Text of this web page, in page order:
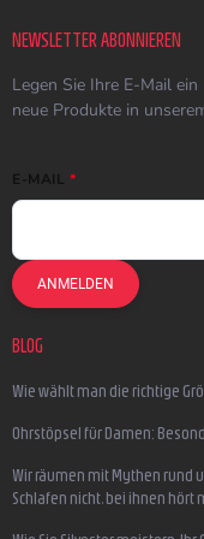
NEWSLETTER ABONNIEREN
Legen Sie Ihre E-Mail
neue Produkte in
E-MAIL
ANMELDEN
BLOG
Wie wählt man die richtige
Ohrstöpsel für Damen:
Wir räumen mit Mythen rund
Schlafen nicht, bei ihnen hört